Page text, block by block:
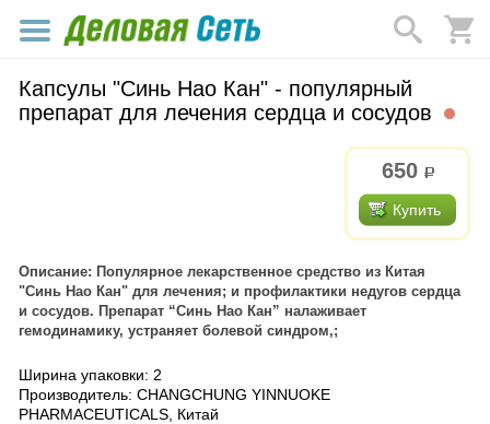
Капсулы "Синь Нао Кан" - популярный
препарат для лечения сердца и сосудов
650 р.
Купить
Описание: Популярное лекарственное средство из Китая
"Синь Нао Кан" для лечения; и профилактики недугов сердца
и сосудов. Препарат “Синь Нао Кан” налаживает
гемодинамику, устраняет болевой синдром,;
Ширина упаковки: 2
Производитель: CHANGCHUNG YINNUOKE
PHARMACEUTICALS, Китай